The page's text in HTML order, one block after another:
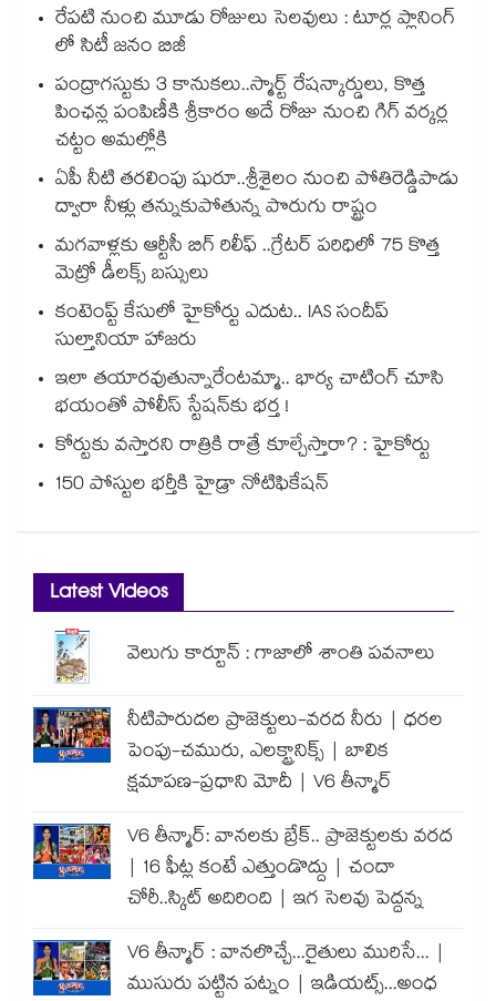
రేపటి నుంచి మూడు రోజులు సెలవులు : టూర్ల ప్లానింగ్
లో సిటీ జనం బిజీ
పంద్రాగస్టుకు 3 కానుకలు..స్మార్ట్ రేషన్కార్డులు, కొత్త
పింఛన్ల పంపిణీకి శ్రీకారం అదే రోజు నుంచి గిగ్ వర్కర్ల
చట్టం అమల్లోకి
ఏపీ నీటి తరలింపు షురూ..శ్రీశైలం నుంచి పోతిరెడ్డిపాడు
ద్వారా నీళ్లు తన్నుకుపోతున్న పొరుగు రాష్ట్రం
మగవాళ్లకు ఆర్టీసీ బిగ్ రిలీఫ్ ..గ్రేటర్ పరిధిలో 75 కొత్త
మెట్రో డీలక్స్ బస్సులు
కంటెంప్ట్ కేసులో హైకోర్టు ఎదుట.. IAS సందీప్
సుల్తానియా హాజరు
ఇలా తయారవుతున్నారేంటమ్మా.. భార్య చాటింగ్ చూసి
భయంతో పోలీస్ స్టేషన్⁫కు భర్త !
కోర్టుకు వస్తారని రాత్రికి రాత్రే కూల్చేస్తారా? : హైకోర్టు
150 పోస్టుల భర్తీకి హైడ్రా నోటిఫికేషన్
Latest Videos
వెలుగు కార్టూన్ : గాజాలో శాంతి పవనాలు
నీటిపారుదల ప్రాజెక్టులు-వరద నీరు | ధరల
పెంపు-చమురు, ఎలక్ట్రానిక్స్ | బాలిక
క్షమాపణ-ప్రధాని మోదీ | V6 తీన్మార్
V6 తీన్మార్: వానలకు బ్రేక్.. ప్రాజెక్టులకు వరద
| 16 ఫీట్ల కంటే ఎత్తుండొద్దు | చందా
చోరీ..స్కిట్ అదిరింది | ఇగ సెలవు పెద్దన్న
V6 తీన్మార్ : వానలొచ్చే...రైతులు మురిసే... |
ముసురు పట్టిన పట్నం | ఇడియట్స్...అంధ